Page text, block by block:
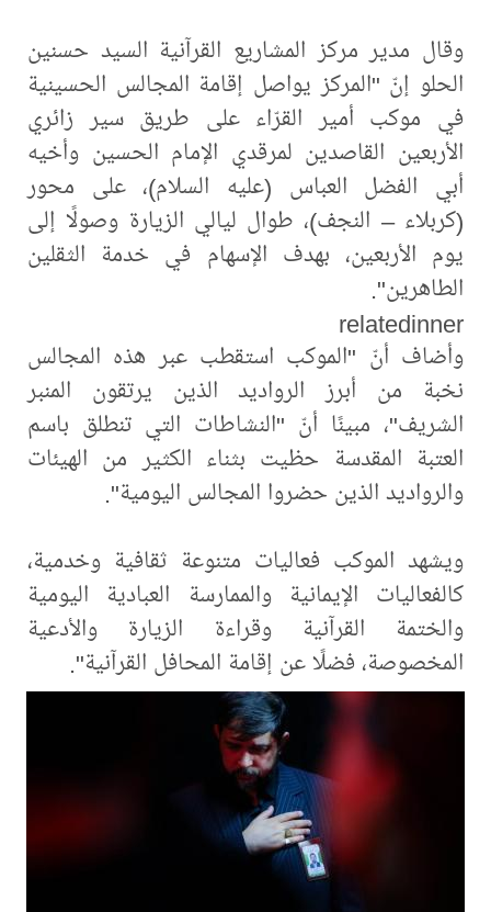
وقال مدير مركز المشاريع القرآنية السيد حسنين
الحلو إنّ "المركز يواصل إقامة المجالس الحسينية
في موكب أمير القرّاء على طريق سير زائري
الأربعين القاصدين لمرقدي الإمام الحسين وأخيه
أبي الفضل العباس (عليه السلام)، على محور
(كربلاء – النجف)، طوال ليالي الزيارة وصولًا إلى
يوم الأربعين، بهدف الإسهام في خدمة الثقلين
الطاهرين".
relatedinner
وأضاف أنّ "الموكب استقطب عبر هذه المجالس
نخبة من أبرز الرواديد الذين يرتقون المنبر
الشريف"، مبينًا أنّ "النشاطات التي تنطلق باسم
العتبة المقدسة حظيت بثناء الكثير من الهيئات
والرواديد الذين حضروا المجالس اليومية".
ويشهد الموكب فعاليات متنوعة ثقافية وخدمية،
كالفعاليات الإيمانية والممارسة العبادية اليومية
والختمة القرآنية وقراءة الزيارة والأدعية
المخصوصة، فضلًا عن إقامة المحافل القرآنية".